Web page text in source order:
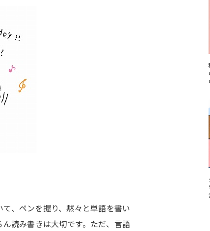
大学入学共通テスト「受験上の配慮案内」の請
小学校教員資格認
大学で学べる内容や特徴を調べる
新増設大学・学部・学科特集
、ペンを握り、黙々と単語を書い
読み書きは大切です。ただ、言語